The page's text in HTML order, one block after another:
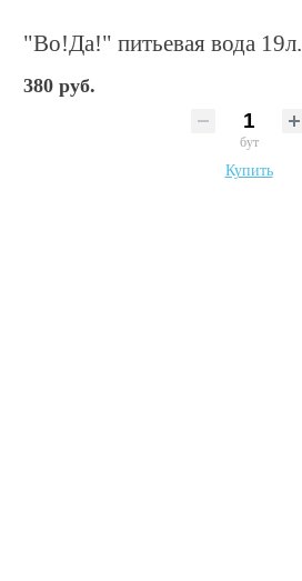
"Во!Да!" питьевая вода 19л.
380 руб.
бут
Купить